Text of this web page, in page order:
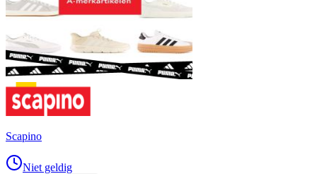
Scapino
Niet geldig